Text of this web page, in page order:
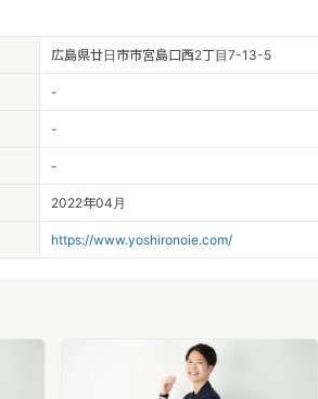
広島県廿日市市宮島口西2丁目7-13-5
-
-
-
2022年04月
https://www.yoshironoie.com/